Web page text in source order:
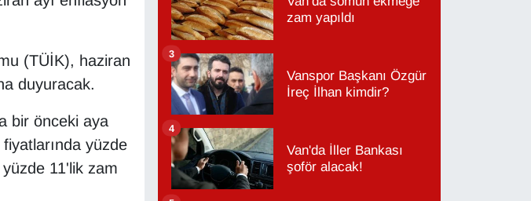
(TÜİK), haziran
duyuracak.
bir önceki aya
yüzde
11'lik zam
zam yapıldı
Vanspor Başkanı Özgür
İreç İlhan kimdir?
3
Van'da İller Bankası
şoför alacak!
4